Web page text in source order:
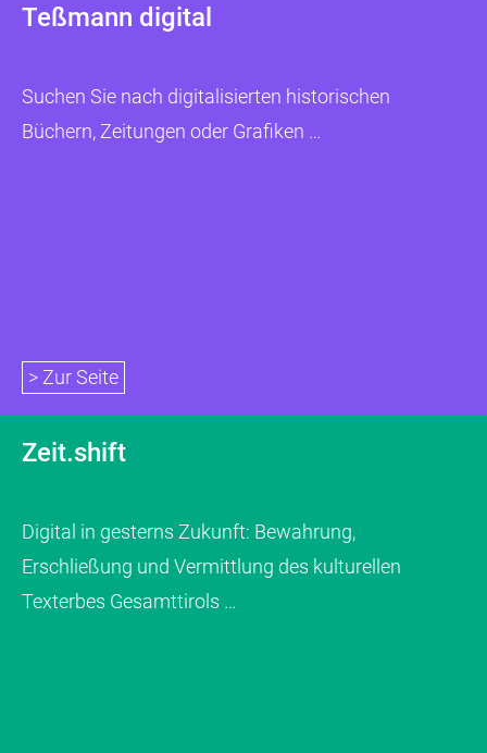
Teßmann digital
Suchen Sie nach digitalisierten historischen
Büchern, Zeitungen oder Grafiken …
> Zur Seite
Zeit.shift
Digital in gesterns Zukunft: Bewahrung,
Erschließung und Vermittlung des kulturellen
Texterbes Gesamttirols …